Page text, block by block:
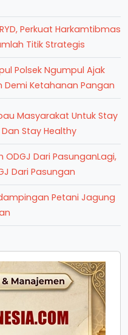
Perkuat Harkamtibmas
Titik Strategis
Polsek Ngumpul Ajak
Ketahanan Pangan
Masyarakat Untuk Stay
Stay Healthy
Dari PasunganLagi,
Dari Pasungan
Petani Jagung